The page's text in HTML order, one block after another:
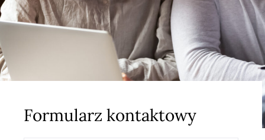
Formularz kontaktowy